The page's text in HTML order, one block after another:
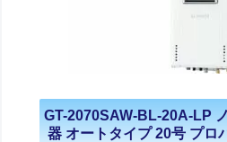
GT-2070SAW-BL-20A-LP
器 オートタイプ 20号 プロ